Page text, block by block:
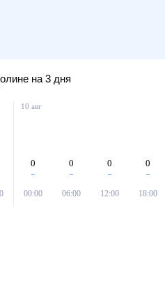
на 3 дня
10 авг
0
00:00
0
06:00
0
12:00
0
18:00